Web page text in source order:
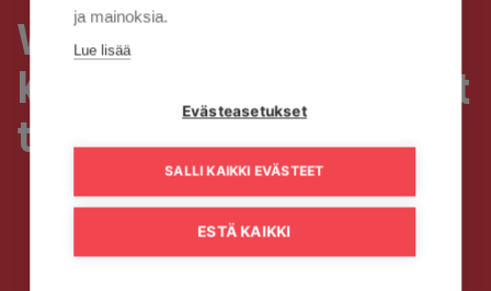
Vanhat Cisco-
kaapelimodeemit lakkaavat
toimimasta
ja mainoksia.
Lue lisää
Evästeasetukset
SALLI KAIKKI EVÄSTEET
ESTÄ KAIKKI